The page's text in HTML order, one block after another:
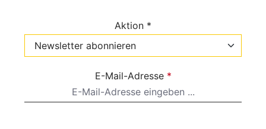
Aktion *
E-Mail-Adresse *